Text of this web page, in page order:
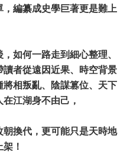
編纂成史學巨著更是難上
如何一路走到細心整理、
者從遠因近果、時空背景
相叛亂、陰謀篡位、天下
江湖身不由己，
換代，更可能只是天時地
！